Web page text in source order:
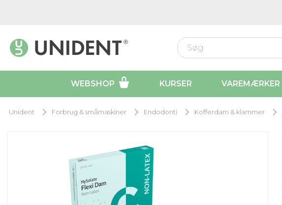
WEBSHOP KURSER VAREMÆRKER
Unident Forbrug & småmaskiner Endodonti Kofferdam & klammer